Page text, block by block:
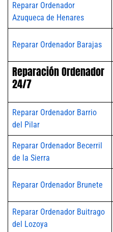
Reparar Ordenador
Azuqueca de Henares
Reparar Ordenador Barajas
Reparación Ordenador
24/7
Reparar Ordenador Barrio
del Pilar
Reparar Ordenador Becerril
de la Sierra
Reparar Ordenador Brunete
Reparar Ordenador Buitrago
del Lozoya